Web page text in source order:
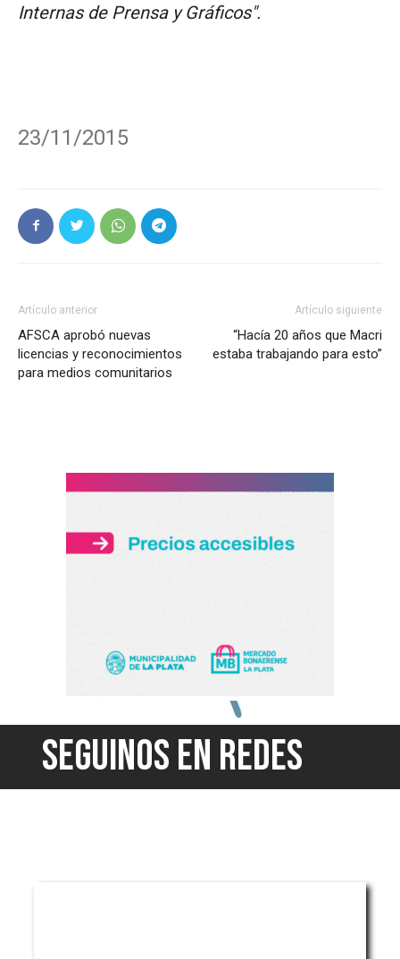
Internas de Prensa y Gráficos".
23/11/2015
Artículo anterior
AFSCA aprobó nuevas
licencias y reconocimientos
para medios comunitarios
Artículo siguiente
“Hacía 20 años que Macri
estaba trabajando para esto”
SEGUINOS EN REDES